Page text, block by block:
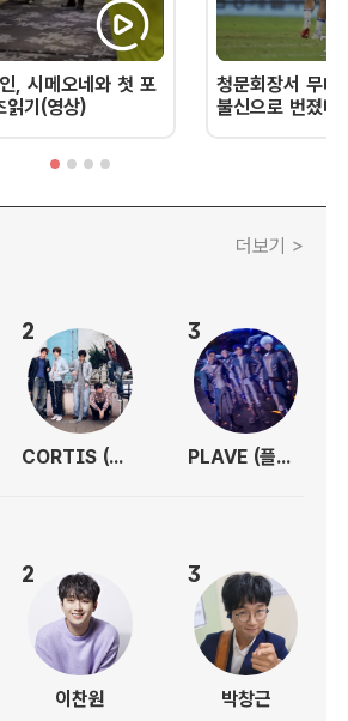
, 시메오네와 첫 포
기(영상)
청문회장서 무너
불신으로 번졌
더보기 >
2
CORTIS (코르티스)
3
PLAVE (플레이브)
2
이찬원
3
박창근